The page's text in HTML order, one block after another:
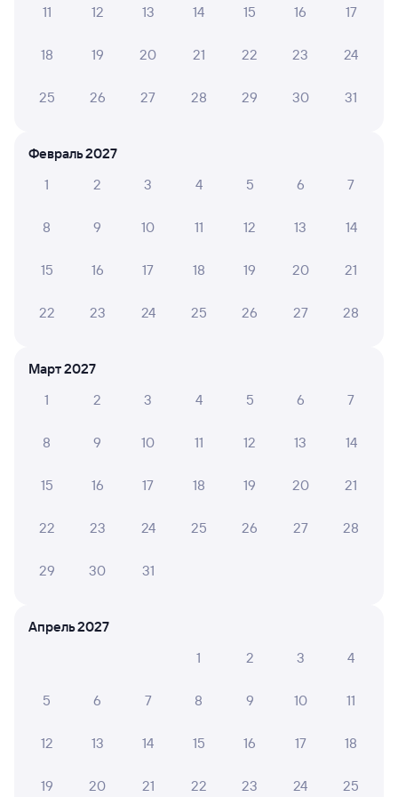
А ещё здесь можно найти
Обратные билеты из Шали в Брантовку
Отели
11 12 13 14 15 16 17
18 19 20 21 22 23 24
25 26 27 28 29 30 31
Февраль 2027
1
2 3 4 5 6 7
8 9 10 11 12 13 14
15 16 17 18 19 20 21
22 23 24 25 26 27 28
Март 2027
1
2 3 4 5 6 7
8 9 10 11 12 13 14
15 16 17 18 19 20 21
22 23 24 25 26 27 28
29 30 31
Апрель 2027
1
2 3 4
5 6 7 8 9 10 11
12 13 14 15 16 17 18
19 20 21 22 23 24 25